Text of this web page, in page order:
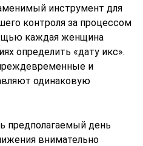
инструмент для
контроля за процессом
каждая женщина
определить «дату икс».
и
одинаковую
предполагаемый день
внимательно